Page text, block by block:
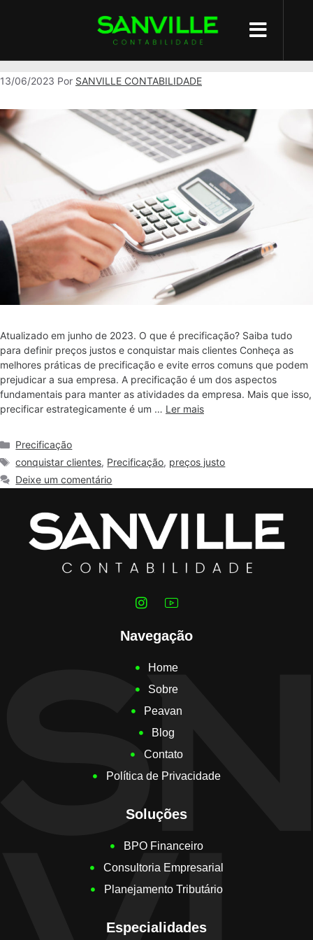
Precificação
13/06/2023 Por SANVILLE CONTABILIDADE
Atualizado em junho de 2023. O que é precificação? Saiba tudo
para definir preços justos e conquistar mais clientes Conheça as
melhores práticas de precificação e evite erros comuns que podem
prejudicar a sua empresa. A precificação é um dos aspectos
fundamentais para manter as atividades da empresa. Mais que isso,
precificar estrategicamente é um … Ler mais
Precificação
conquistar clientes, Precificação, preços justo
Deixe um comentário
Navegação
Home
Sobre
Peavan
Blog
Contato
Política de Privacidade
Soluções
BPO Financeiro
Consultoria Empresarial
Planejamento Tributário
Especialidades